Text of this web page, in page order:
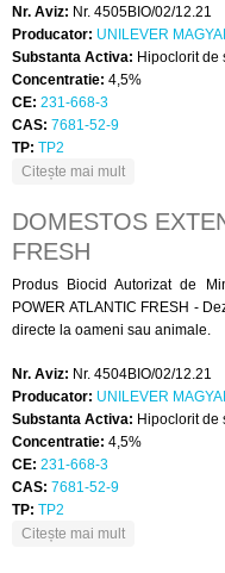
Nr. Aviz: Nr. 4505BIO/02/12.21
Producator: UNILEVER
Substanta Activa: Hipoclorit de
Concentratie: 4,5%
CE: 231-668-3
CAS: 7681-52-9
TP: TP2
Citește mai mult
DOMESTOS
FRESH
Produs Biocid Autorizat de
POWER ATLANTIC FRESH -
directe la oameni sau animale.
Nr. Aviz: Nr. 4504BIO/02/12.21
Producator: UNILEVER
Substanta Activa: Hipoclorit de
Concentratie: 4,5%
CE: 231-668-3
CAS: 7681-52-9
TP: TP2
Citește mai mult